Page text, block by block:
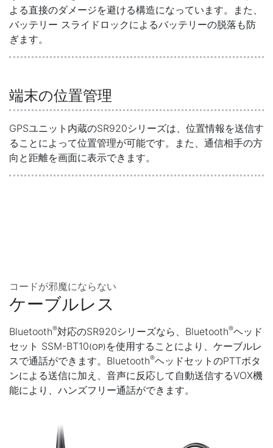
よる直接のダメージを避ける構造になっています。また、
バッテリー スライドロックによるバッテリーの脱落も防
ぎます。
端末の位置管理
GPSユニット内蔵のSR920シリーズは、位置情報を送信す
ることによって位置管理が可能です。また、通信相手の方
向と距離を画面に表示できます。
コードが邪魔にならない
ケーブルレス
Bluetooth®対応のSR920シリーズなら、Bluetooth®ヘッド
セット SSM-BT10(OP) を使用することにより、ケーブルレ
スで通話ができます。Bluetooth®ヘッドセットのPTTボタ
ンによる送信に加え、音声に反応して自動送信するVOX機
能により、ハンズフリー通話ができます。